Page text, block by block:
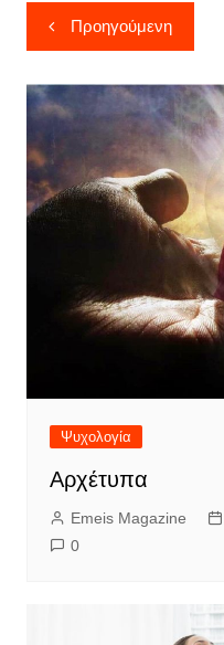
Πλοήγηση
άρθρων
Προηγούμενη
Ψυχολογία
Αρχέτυπα
Emeis Magazine
0